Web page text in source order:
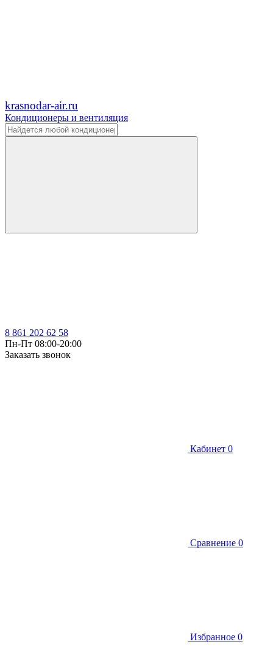
krasnodar-air.ru
Кондиционеры и вентиляция
8 861 202 62 58
Пн-Пт 08:00-20:00
Заказать звонок
Кабинет 0
Сравнение 0
Избранное 0